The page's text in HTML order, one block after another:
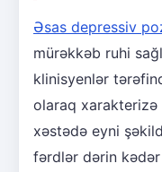
Əsas depressiv
mürəkkəb ruhi
klinisyenlər
olaraq xarakterizə
xəstədə eyni
fərdlər dərin